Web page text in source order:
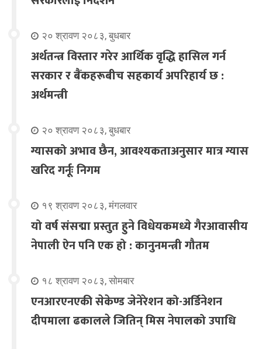
२० श्रावण २०८३, बुधबार
अर्थतन्त्र विस्तार गरेर आर्थिक वृद्धि हासिल गर्न
सरकार र बैंकहरूबीच सहकार्य अपरिहार्य छ :
अर्थमन्त्री
२० श्रावण २०८३, बुधबार
ग्यासको अभाव छैन, आवश्यकताअनुसार मात्र ग्यास
खरिद गर्नूः निगम
१९ श्रावण २०८३, मंगलवार
यो वर्ष संसद्मा प्रस्तुत हुने विधेयकमध्ये गैरआवासीय
नेपाली ऐन पनि एक हो : कानुनमन्त्री गौतम
१८ श्रावण २०८३, सोमबार
एनआरएनएकी सेकेण्ड जेनेरेशन को-अर्डिनेशन
दीपमाला ढकालले जितिन् मिस नेपालको उपाधि